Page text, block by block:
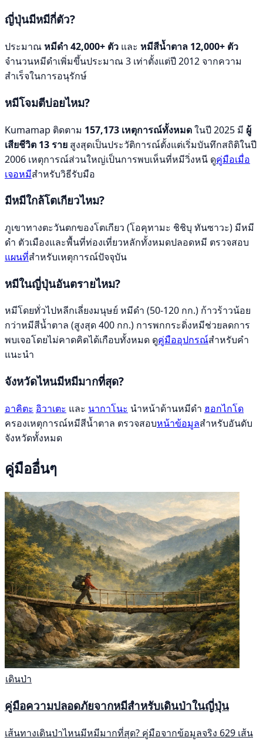
ญี่ปุ่นมีหมีกี่ตัว?
ประมาณ หมีดำ 42,000+ ตัว และ หมีสีน้ำตาล 12,000+ ตัว
จำนวนหมีดำเพิ่มขึ้นประมาณ 3 เท่าตั้งแต่ปี 2012 จากความ
สำเร็จในการอนุรักษ์
หมีโจมตีบ่อยไหม?
Kumamap ติดตาม 157,173 เหตุการณ์ทั้งหมดในปี 2025 มี ผู้
เสียชีวิต 13 ราย สูงสุดเป็นประวัติการณ์ตั้งแต่เริ่มบันทึกสถิติในปี
2006 เหตุการณ์ส่วนใหญ่เป็นการพบเห็นที่หมีวิ่งหนี ดูคู่มือเมื่อ
เจอหมีสำหรับวิธีรับมือ
มีหมีใกล้โตเกียวไหม?
ภูเขาทางตะวันตกของโตเกียว (โอคุทามะ ชิชิบุ ทันซาวะ) มีหมี
ดำ ตัวเมืองและพื้นที่ท่องเที่ยวหลักทั้งหมดปลอดหมี ตรวจสอบ
แผนที่สำหรับเหตุการณ์ปัจจุบัน
หมีในญี่ปุ่นอันตรายไหม?
หมีโดยทั่วไปหลีกเลี่ยงมนุษย์ หมีดำ (50-120 กก.) ก้าวร้าวน้อย
กว่าหมีสีน้ำตาล (สูงสุด 400 กก.) การพกกระดิ่งหมีช่วยลดการ
พบเจอโดยไม่คาดคิดได้เกือบทั้งหมด ดูคู่มืออุปกรณ์สำหรับคำ
แนะนำ
จังหวัดไหนมีหมีมากที่สุด?
อาคิตะ อิวาเตะ และ นากาโนะ นำหน้าด้านหมีดำ ฮอกไกโด
ครองเหตุการณ์หมีสีน้ำตาล ตรวจสอบหน้าข้อมูลสำหรับอันดับ
จังหวัดทั้งหมด
คู่มืออื่นๆ
เดินป่า
คู่มือความปลอดภัยจากหมีสำหรับเดินป่าในญี่ปุ่น
เส้นทางเดินป่าไหนมีหมีมากที่สุด? คู่มือจากข้อมูลจริง 629 เส้น